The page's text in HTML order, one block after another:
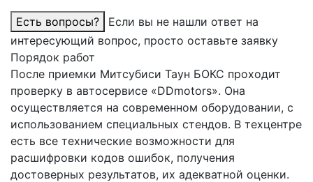
Есть вопросы?
Если вы не нашли ответ на
интересующий вопрос, просто оставьте заявку
Порядок работ
После приемки Митсубиси Таун БОКС проходит
проверку в автосервисе «DDmotors». Она
осуществляется на современном оборудовании, с
использованием специальных стендов. В техцентре
есть все технические возможности для
расшифровки кодов ошибок, получения
достоверных результатов, их адекватной оценки.